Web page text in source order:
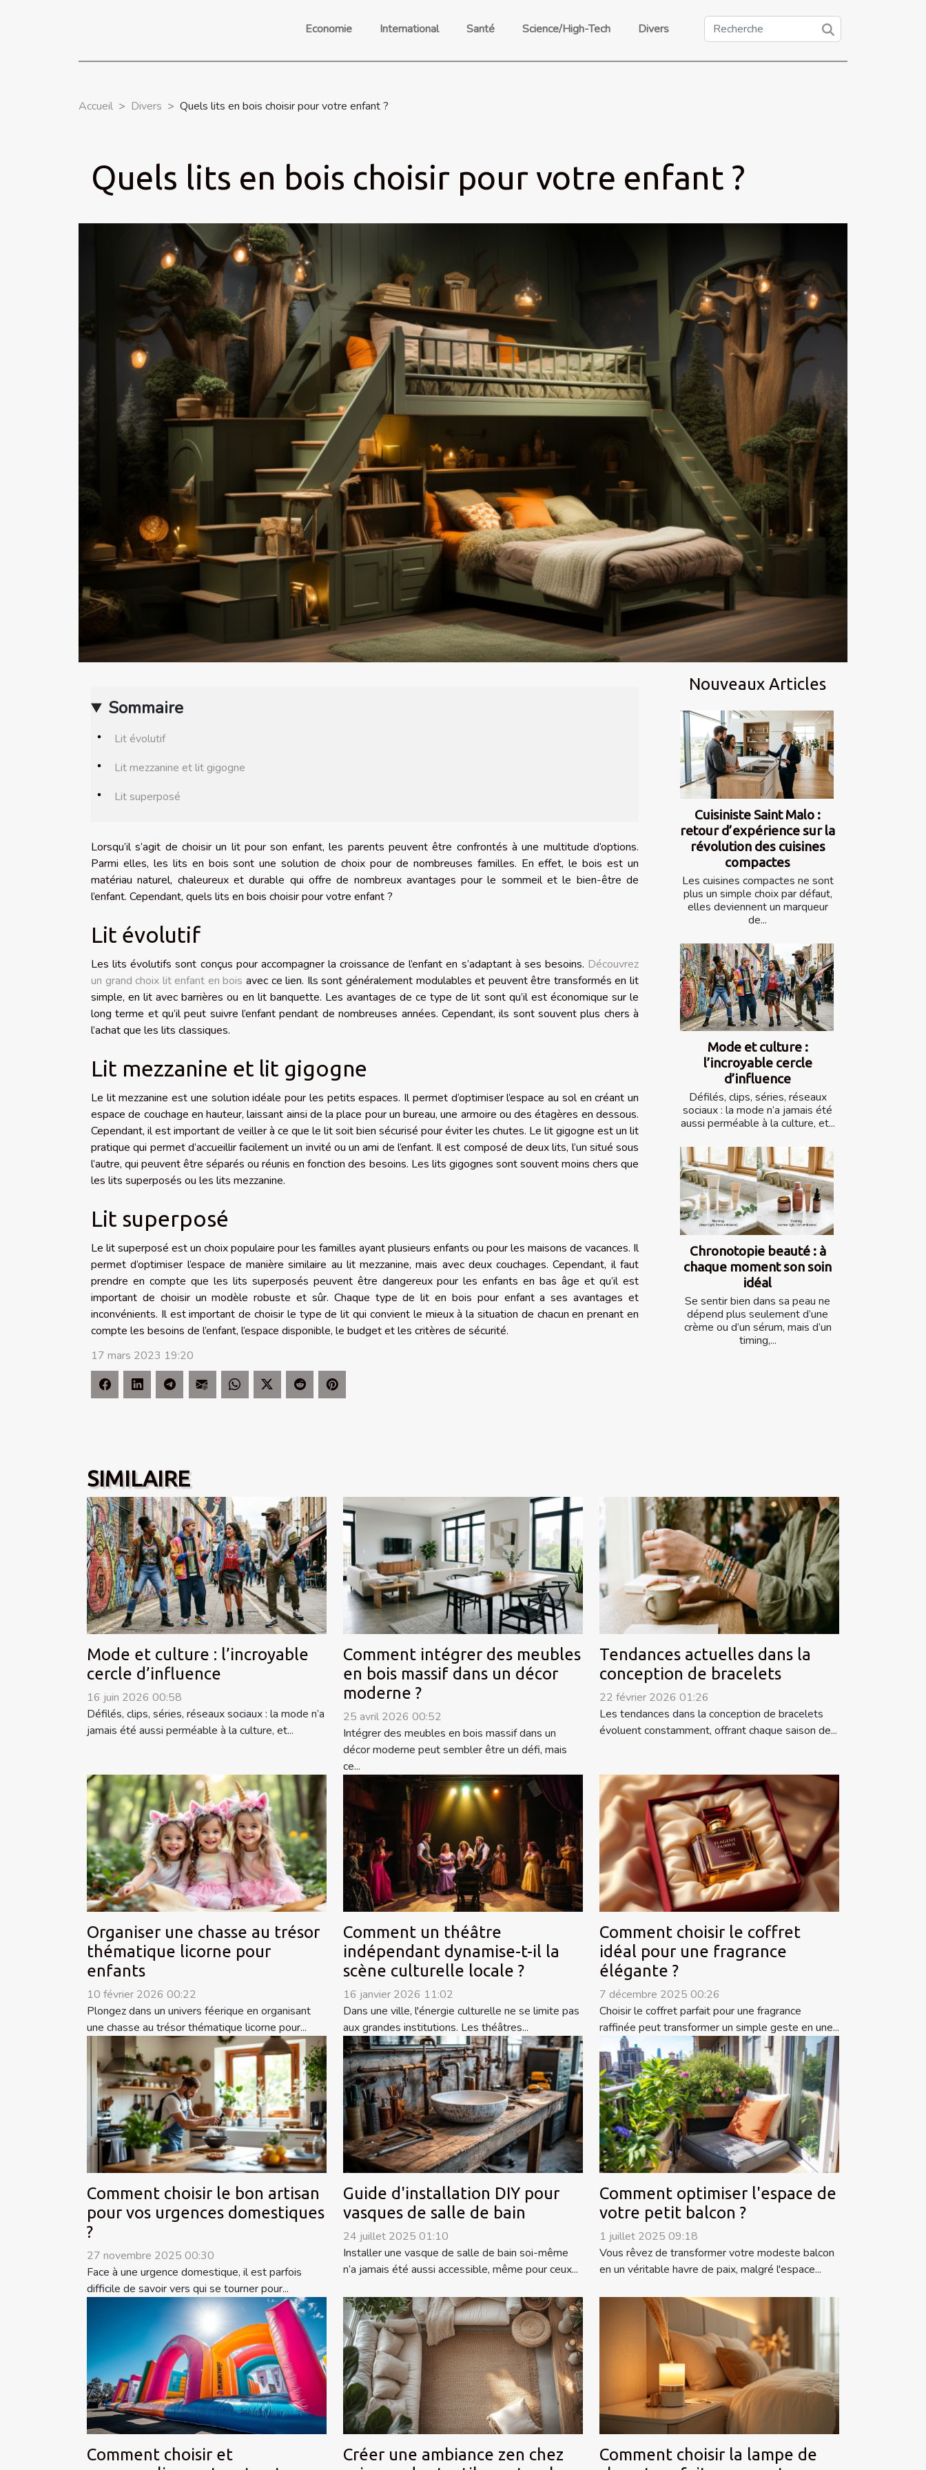
Economie International Santé Science/High-Tech Divers
Accueil Divers Quels lits en bois choisir pour votre enfant ?
Quels lits en bois choisir pour votre enfant ?
Sommaire
Lit évolutif
Lit mezzanine et lit gigogne
Lit superposé
Lorsqu’il s’agit de choisir un lit pour son enfant, les parents peuvent être confrontés à une multitude d’options.
Parmi elles, les lits en bois sont une solution de choix pour de nombreuses familles. En effet, le bois est un
matériau naturel, chaleureux et durable qui offre de nombreux avantages pour le sommeil et le bien-être de
l’enfant. Cependant, quels lits en bois choisir pour votre enfant ?
Lit évolutif
Les lits évolutifs sont conçus pour accompagner la croissance de l’enfant en s’adaptant à ses besoins. Découvrez
un grand choix lit enfant en bois avec ce lien. Ils sont généralement modulables et peuvent être transformés en lit
simple, en lit avec barrières ou en lit banquette. Les avantages de ce type de lit sont qu’il est économique sur le
long terme et qu’il peut suivre l’enfant pendant de nombreuses années. Cependant, ils sont souvent plus chers à
l’achat que les lits classiques.
Lit mezzanine et lit gigogne
Le lit mezzanine est une solution idéale pour les petits espaces. Il permet d’optimiser l’espace au sol en créant un
espace de couchage en hauteur, laissant ainsi de la place pour un bureau, une armoire ou des étagères en dessous.
Cependant, il est important de veiller à ce que le lit soit bien sécurisé pour éviter les chutes. Le lit gigogne est un lit
pratique qui permet d’accueillir facilement un invité ou un ami de l’enfant. Il est composé de deux lits, l’un situé sous
l’autre, qui peuvent être séparés ou réunis en fonction des besoins. Les lits gigognes sont souvent moins chers que
les lits superposés ou les lits mezzanine.
Lit superposé
Le lit superposé est un choix populaire pour les familles ayant plusieurs enfants ou pour les maisons de vacances. Il
permet d’optimiser l’espace de manière similaire au lit mezzanine, mais avec deux couchages. Cependant, il faut
prendre en compte que les lits superposés peuvent être dangereux pour les enfants en bas âge et qu’il est
important de choisir un modèle robuste et sûr. Chaque type de lit en bois pour enfant a ses avantages et
inconvénients. Il est important de choisir le type de lit qui convient le mieux à la situation de chacun en prenant en
compte les besoins de l’enfant, l’espace disponible, le budget et les critères de sécurité.
17 mars 2023 19:20
Nouveaux Articles
Cuisiniste Saint Malo :
retour d’expérience sur la
révolution des cuisines
compactes
Les cuisines compactes ne sont
plus un simple choix par défaut,
elles deviennent un marqueur
de...
Mode et culture :
l’incroyable cercle
d’influence
Défilés, clips, séries, réseaux
sociaux : la mode n’a jamais été
aussi perméable à la culture, et...
Chronotopie beauté : à
chaque moment son soin
idéal
Se sentir bien dans sa peau ne
dépend plus seulement d’une
crème ou d’un sérum, mais d’un
timing,...
SIMILAIRE
Mode et culture : l’incroyable
cercle d’influence
16 juin 2026 00:58
Défilés, clips, séries, réseaux sociaux : la mode n’a
jamais été aussi perméable à la culture, et...
Comment intégrer des meubles
en bois massif dans un décor
moderne ?
25 avril 2026 00:52
Intégrer des meubles en bois massif dans un
décor moderne peut sembler être un défi, mais
ce...
Tendances actuelles dans la
conception de bracelets
22 février 2026 01:26
Les tendances dans la conception de bracelets
évoluent constamment, offrant chaque saison de...
Organiser une chasse au trésor
thématique licorne pour
enfants
10 février 2026 00:22
Plongez dans un univers féerique en organisant
une chasse au trésor thématique licorne pour...
Comment un théâtre
indépendant dynamise-t-il la
scène culturelle locale ?
16 janvier 2026 11:02
Dans une ville, l'énergie culturelle ne se limite pas
aux grandes institutions. Les théâtres...
Comment choisir le coffret
idéal pour une fragrance
élégante ?
7 décembre 2025 00:26
Choisir le coffret parfait pour une fragrance
raffinée peut transformer un simple geste en une...
Comment choisir le bon artisan
pour vos urgences domestiques
?
27 novembre 2025 00:30
Face à une urgence domestique, il est parfois
difficile de savoir vers qui se tourner pour...
Guide d'installation DIY pour
vasques de salle de bain
24 juillet 2025 01:10
Installer une vasque de salle de bain soi-même
n’a jamais été aussi accessible, même pour ceux...
Comment optimiser l'espace de
votre petit balcon ?
1 juillet 2025 09:18
Vous rêvez de transformer votre modeste balcon
en un véritable havre de paix, malgré l'espace...
Comment choisir et
Créer une ambiance zen chez
Comment choisir la lampe de